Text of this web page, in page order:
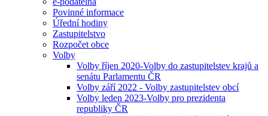
Povinné informace
Úřední hodiny
Zastupitelstvo
Rozpočet obce
Volby
Volby říjen 2020-Volby do zastupitelstev krajů a
senátu Parlamentu ČR
Volby září 2022 - Volby zastupitelstev obcí
Volby leden 2023-Volby pro prezidenta
republiky ČR